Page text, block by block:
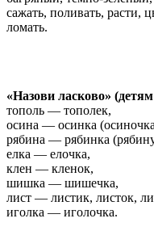
сажать, поливать, расти,
ломать.
«Назови ласково»
тополь —
осина — осинка
рябина — рябинка
елка — елочка,
клен — кленок,
шишка —
лист — листик,
иголка — иголочка.